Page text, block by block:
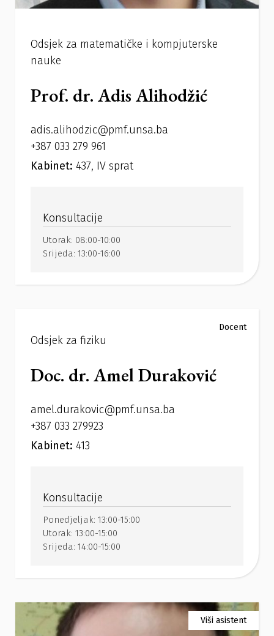
Odsjek za matematičke i kompjuterske
nauke
Prof. dr. Adis Alihodžić
adis.alihodzic@pmf.unsa.ba
+387 033 279 961
Kabinet: 437, IV sprat
Konsultacije
Utorak: 08:00-10:00
Srijeda: 13:00-16:00
Docent
Odsjek za fiziku
Doc. dr. Amel Duraković
amel.durakovic@pmf.unsa.ba
+387 033 279923
Kabinet: 413
Konsultacije
Ponedjeljak: 13:00-15:00
Utorak: 13:00-15:00
Srijeda: 14:00-15:00
Viši asistent